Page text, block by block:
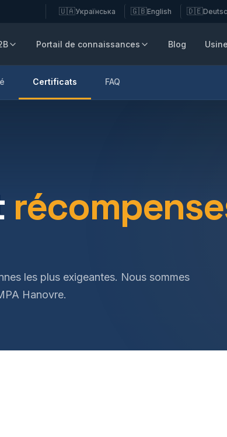
🇺🇦Українська 🇬🇧English 🇩🇪
Portail de connaissances Blog Usine
Certificats FAQ
les plus exigeantes. Nous sommes
Hanovre.